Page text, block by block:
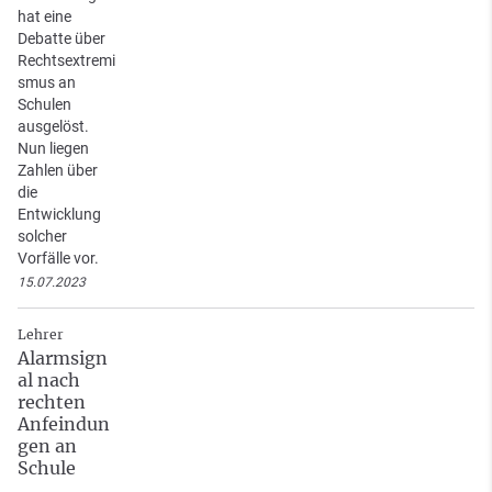
hat eine
Debatte über
Rechtsextremi
smus an
Schulen
ausgelöst.
Nun liegen
Zahlen über
die
Entwicklung
solcher
Vorfälle vor.
15.07.2023
Lehrer
Alarmsign
al nach
rechten
Anfeindun
gen an
Schule